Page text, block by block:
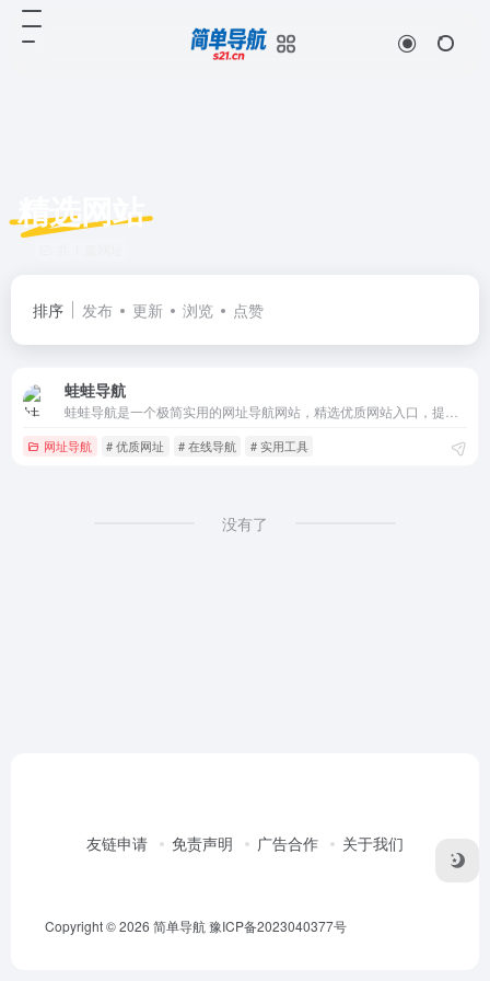
精选网站
排序 发布 更新 浏览 点赞
蛙蛙导航
网址导航 # 优质网址 # 在线导航 # 实用工具
没有了
友链申请 免责声明 广告合作 关于我们
Copyright © 2026 简单导航豫ICP备2023040377号